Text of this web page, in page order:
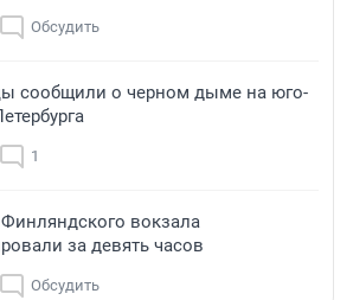
Обсудить
сообщили о черном дыме на юго-
1
вокзала
за девять часов
Обсудить